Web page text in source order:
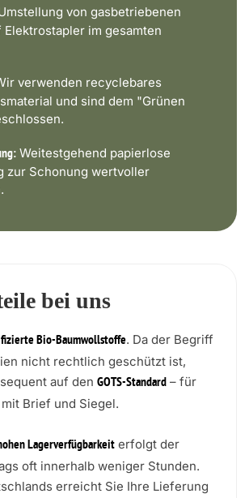
von gasbetriebenen
Elektrostapler im gesamten
verwenden recyclebares
und sind dem "Grünen
Weitestgehend papierlose
zur Schonung wertvoller
bei uns
Bio-Baumwollstoffe. Da der Begriff
nicht rechtlich geschützt ist,
auf den GOTS-Standard – für
Brief und Siegel.
Lagerverfügbarkeit erfolgt der
oft innerhalb weniger Stunden.
erreicht Sie Ihre Lieferung